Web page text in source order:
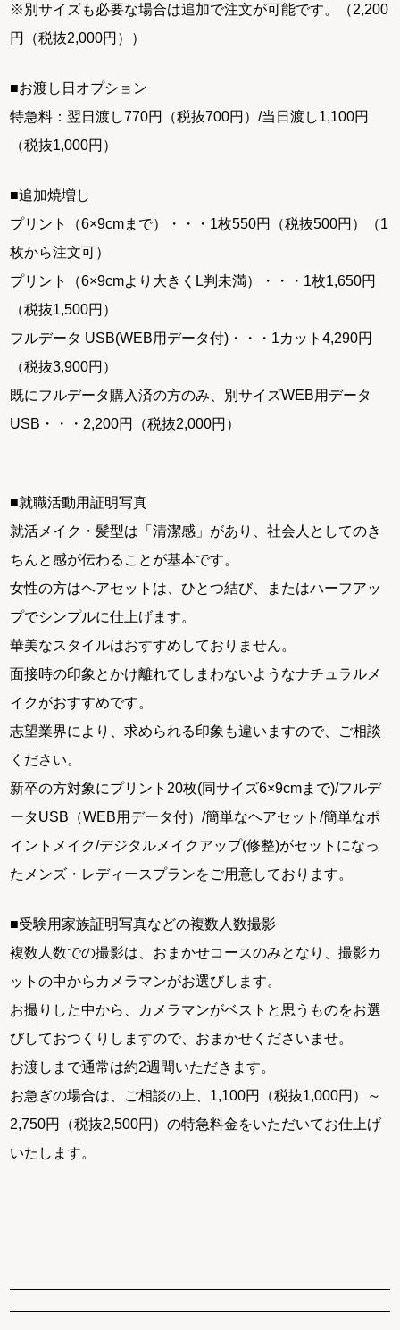
※別サイズも必要な場合は追加で注文が可能です。（2,200
円（税抜2,000円））
■お渡し日オプション
特急料：翌日渡し770円（税抜700円）/当日渡し1,100円
（税抜1,000円）
■追加焼増し
プリント（6×9cmまで）・・・1枚550円（税抜500円）（1
枚から注文可）
プリント（6×9cmより大きくL判未満）・・・1枚1,650円
（税抜1,500円）
フルデータ USB(WEB用データ付)・・・1カット4,290円
（税抜3,900円）
既にフルデータ購入済の方のみ、別サイズWEB用データ
USB・・・2,200円（税抜2,000円）
■就職活動用証明写真
就活メイク・髪型は「清潔感」があり、社会人としてのき
ちんと感が伝わることが基本です。
女性の方はヘアセットは、ひとつ結び、またはハーフアッ
プでシンプルに仕上げます。
華美なスタイルはおすすめしておりません。
面接時の印象とかけ離れてしまわないようなナチュラルメ
イクがおすすめです。
志望業界により、求められる印象も違いますので、ご相談
ください。
新卒の方対象にプリント20枚(同サイズ6×9cmまで)/フルデ
ータUSB（WEB用データ付）/簡単なヘアセット/簡単なポ
イントメイク/デジタルメイクアップ(修整)がセットになっ
たメンズ・レディースプランをご用意しております。
■受験用家族証明写真などの複数人数撮影
複数人数での撮影は、おまかせコースのみとなり、撮影カ
ットの中からカメラマンがお選びします。
お撮りした中から、カメラマンがベストと思うものをお選
びしておつくりしますので、おまかせくださいませ。
お渡しまで通常は約2週間いただきます。
お急ぎの場合は、ご相談の上、1,100円（税抜1,000円）～
2,750円（税抜2,500円）の特急料金をいただいてお仕上げ
いたします。